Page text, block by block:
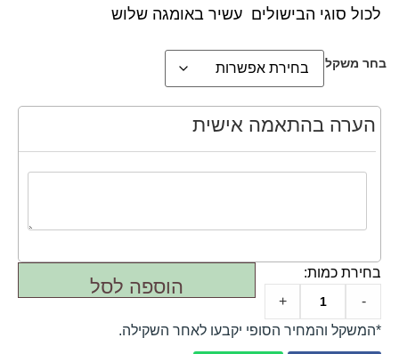
לכול סוגי הבישולים עשיר באומגה שלוש
בחר משקל
הערה בהתאמה אישית
-
+
הוספה לסל
*המשקל והמחיר הסופי יקבעו לאחר השקילה.